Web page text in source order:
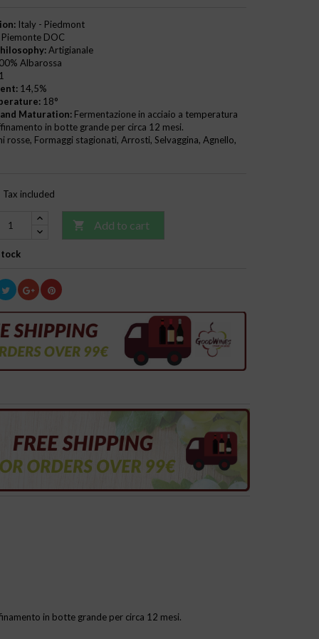
Italy - Piedmont
Piemonte DOC
Artigianale
Albarossa
14,5%
18°
Maturation: Fermentazione in acciaio a temperatura
in botte grande per circa 12 mesi.
rosse, Formaggi stagionati, Arrosti, Selvaggina, Agnello,
Tax included
 Add to cart
in botte grande per circa 12 mesi.